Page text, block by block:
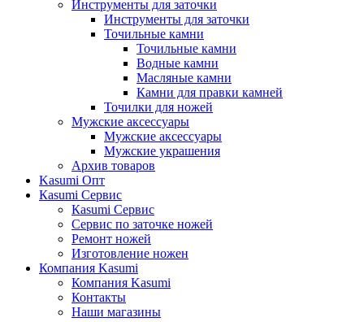
Инструменты для заточки
Инструменты для заточки
Точильные камни
Точильные камни
Водные камни
Масляные камни
Камни для правки камней
Точилки для ножей
Мужские аксессуары
Мужские аксессуары
Мужские украшения
Архив товаров
Kasumi Опт
Кasumi Сервис
Кasumi Сервис
Сервис по заточке ножей
Ремонт ножей
Изготовление ножен
Компания Kasumi
Компания Kasumi
Контакты
Наши магазины